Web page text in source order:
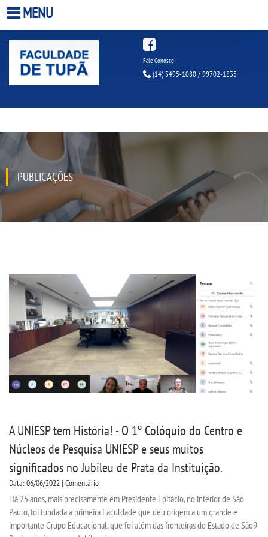
QUEM SOMOS
INFRAESTRUTURA
BIBLIOTECA
CPSA
PROUNI
CURSOS
BACHARELADOS
TECNOLÓGICOS
INSCREVA-SE
MENU
Fale Conosco
(14) 3495-1080 / 99702-1835
PUBLICAÇÕES
A UNIESP tem História! - O 1º Colóquio do Centro e
Núcleos de Pesquisa UNIESP e seus muitos
significados no Jubileu de Prata da Instituição.
Data: 06/06/2022 | Comentário
Há 25 anos, mais precisamente em Presidente Epitácio, no interior de São
Paulo, foi fundada a primeira Faculdade que deu origem a um grande e
importante Grupo Educacional, que foi além das fronteiras do Estado de São9